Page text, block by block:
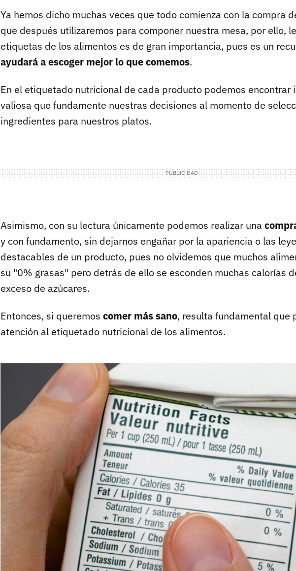
Ya hemos dicho muchas veces que todo comienza con la compra
que después utilizaremos para componer nuestra mesa, por ello,
etiquetas de los alimentos es de gran importancia, pues es un
ayudará a escoger mejor lo que comemos.
En el etiquetado nutricional de cada producto podemos encontrar
valiosa que fundamente nuestras decisiones al momento de
ingredientes para nuestros platos.
Asimismo, con su lectura únicamente podemos realizar una
y con fundamento, sin dejarnos engañar por la apariencia o las
destacables de un producto, pues no olvidemos que muchos
su "0% grasas" pero detrás de ello se esconden muchas calorías
exceso de azúcares.
Entonces, si queremos comer más sano, resulta fundamental que
atención al etiquetado nutricional de los alimentos.